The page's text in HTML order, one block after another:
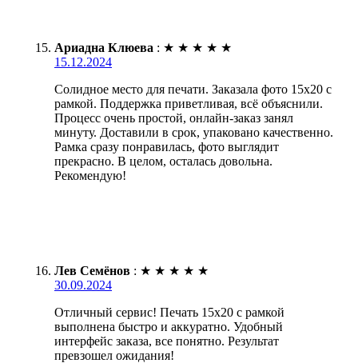
Ариадна Клюева : ★ ★ ★ ★ ★
15.12.2024
Солидное место для печати. Заказала фото 15х20 с
рамкой. Поддержка приветливая, всё объяснили.
Процесс очень простой, онлайн-заказ занял
минуту. Доставили в срок, упаковано качественно.
Рамка сразу понравилась, фото выглядит
прекрасно. В целом, осталась довольна.
Рекомендую!
Лев Семёнов : ★ ★ ★ ★ ★
30.09.2024
Отличный сервис! Печать 15х20 с рамкой
выполнена быстро и аккуратно. Удобный
интерфейс заказа, все понятно. Результат
превзошел ожидания!